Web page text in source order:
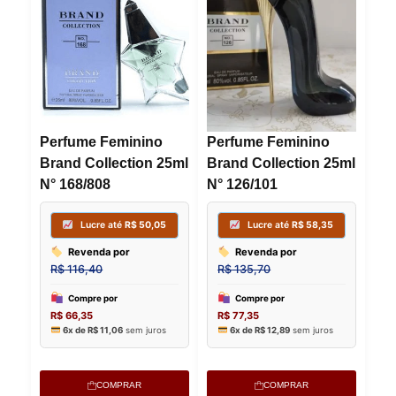
Perfume Feminino
Brand Collection 25ml
N° 168/808
COMPRAR
Perfume Feminino
Brand Collection 25ml
N° 126/101
COMPRAR